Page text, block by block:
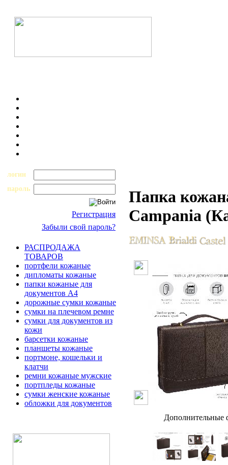
логин
пароль
Регистрация
Забыли свой пароль?
РАСПРОДАЖА
ТОВАРОВ
портфели кожаные
дипломаты кожаные
папки кожаные для
документов А4
дорожные сумки кожаные
сумки на плечевом ремне
сумки для документов из
кожи
барсетки кожаные
планшеты кожаные
портмоне, кошельки и
клатчи
ремни кожаные мужские
портпледы кожаные
сумки женские кожаные
обложки для документов
Папка
Campania
Дополнительные